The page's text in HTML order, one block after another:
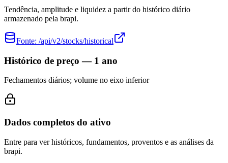
Tendência, amplitude e liquidez a partir do histórico diário
armazenado pela brapi.
Fonte: /api/v2/stocks/historical
Histórico de preço — 1 ano
Fechamentos diários; volume no eixo inferior
Dados completos do ativo
Entre para ver históricos, fundamentos, proventos e as análises da
brapi.